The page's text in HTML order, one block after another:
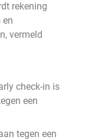
rekening
en
vermeld
check-in is
een
tegen een